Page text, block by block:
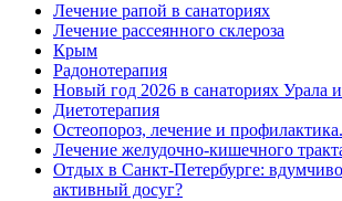
Лечение рапой в санаториях
Лечение рассеянного склероза
Крым
Радонотерапия
Новый год 2026 в санаториях Урала
Диетотерапия
Остеопороз, лечение и профилактика.
Лечение желудочно-кишечного
Отдых в Санкт-Петербурге:
активный досуг?